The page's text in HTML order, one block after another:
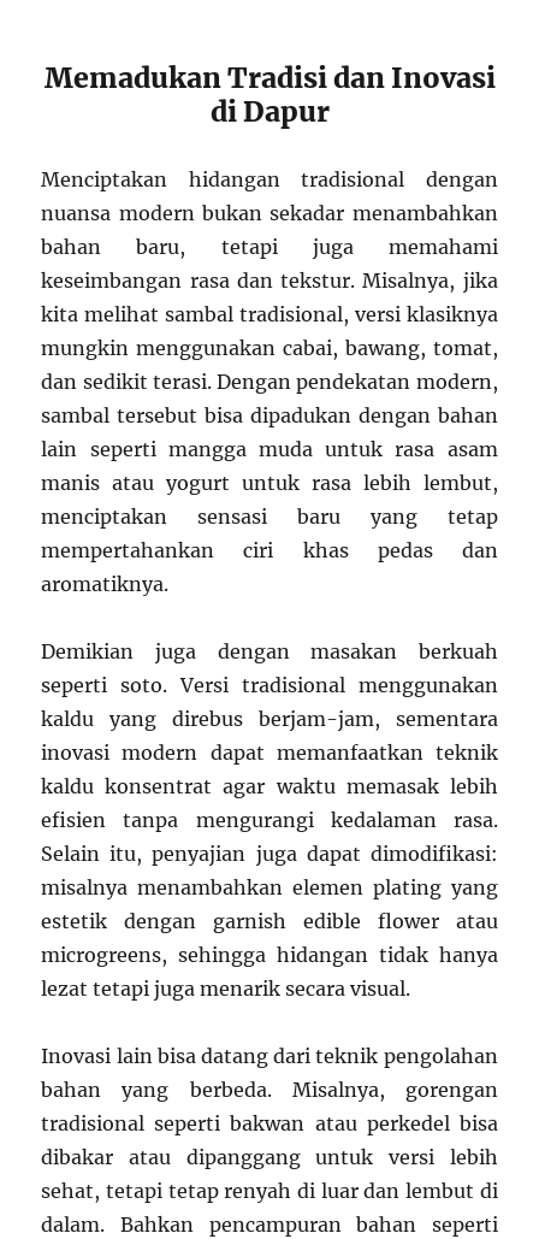
Memadukan Tradisi dan Inovasi
di Dapur
Menciptakan hidangan tradisional dengan
nuansa modern bukan sekadar menambahkan
bahan baru, tetapi juga memahami
keseimbangan rasa dan tekstur. Misalnya, jika
kita melihat sambal tradisional, versi klasiknya
mungkin menggunakan cabai, bawang, tomat,
dan sedikit terasi. Dengan pendekatan modern,
sambal tersebut bisa dipadukan dengan bahan
lain seperti mangga muda untuk rasa asam
manis atau yogurt untuk rasa lebih lembut,
menciptakan sensasi baru yang tetap
mempertahankan ciri khas pedas dan
aromatiknya.
Demikian juga dengan masakan berkuah
seperti soto. Versi tradisional menggunakan
kaldu yang direbus berjam-jam, sementara
inovasi modern dapat memanfaatkan teknik
kaldu konsentrat agar waktu memasak lebih
efisien tanpa mengurangi kedalaman rasa.
Selain itu, penyajian juga dapat dimodifikasi:
misalnya menambahkan elemen plating yang
estetik dengan garnish edible flower atau
microgreens, sehingga hidangan tidak hanya
lezat tetapi juga menarik secara visual.
Inovasi lain bisa datang dari teknik pengolahan
bahan yang berbeda. Misalnya, gorengan
tradisional seperti bakwan atau perkedel bisa
dibakar atau dipanggang untuk versi lebih
sehat, tetapi tetap renyah di luar dan lembut di
dalam. Bahkan pencampuran bahan seperti